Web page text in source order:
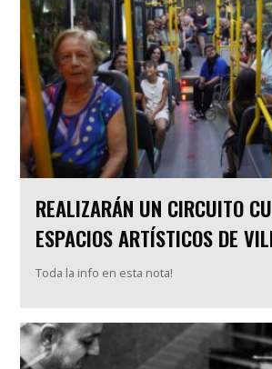
REALIZARÁN UN CIRCUITO
ESPACIOS ARTÍSTICOS DE
Toda la info en esta nota!